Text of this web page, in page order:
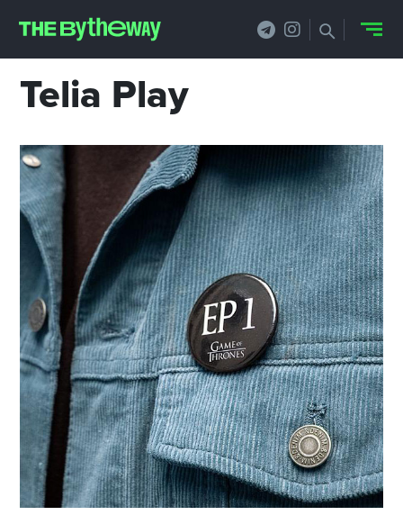
Telia PlayНОВОСТИ
PRO.ОБЗОР
КЕЙСЫ
ФИЛОСОФИЯ
КРЕАТИВА
БИЗНЕС И
ТЕХНОЛОГИИ
ФЕСТИВАЛИ
ФОТОГРАФИЯ
ТИПОГРАФИКА
ИСТОРИИ БРЕНДОВ